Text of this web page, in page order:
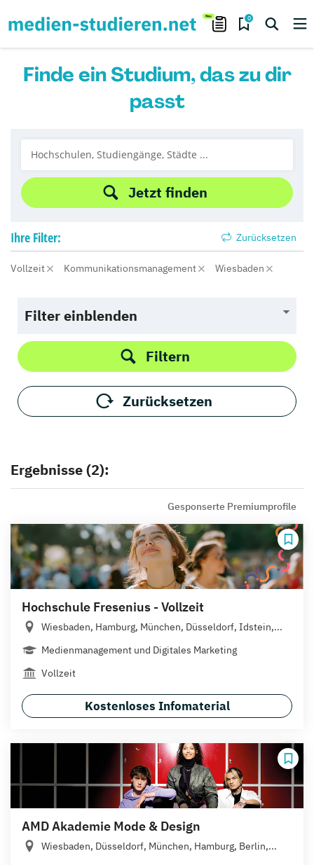
0
Finde ein Studium, das zu dir
passt
Jetzt finden
Ihre Filter: Zurücksetzen
Vollzeit Kommunikationsmanagement Wiesbaden
Filter einblenden
Filtern
Zurücksetzen
Ergebnisse (2):
Gesponserte Premiumprofile
Hochschule Fresenius - Vollzeit
Wiesbaden, Hamburg, München, Düsseldorf, Idstein,...
Medienmanagement und Digitales Marketing
Vollzeit
Kostenloses Infomaterial
AMD Akademie Mode & Design
Wiesbaden, Düsseldorf, München, Hamburg, Berlin,...